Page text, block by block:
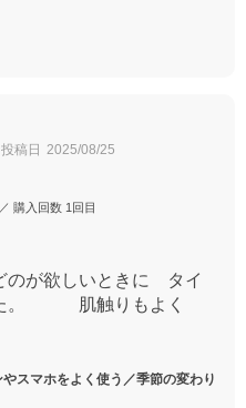
投稿日 2025/08/25
／ 購入回数 1回目
のが欲しいときに タイ
た。 肌触りもよく
スマホをよく使う／季節の変わり